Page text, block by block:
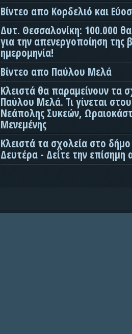
Βίντεο απο Κορδελιό και
Δυτ. Θεσσαλονίκη: 100.000
για την απενεργοποίηση της
ημερομηνία!
Βίντεο απο Παύλου Μελά
Κλειστά θα παραμείνουν τα
Παύλου Μελά. Τι γίνεται
Νεάπολης Συκεών,
Μενεμένης
Κλειστά τα σχολεία στο
Δευτέρα - Δείτε την επίσημη